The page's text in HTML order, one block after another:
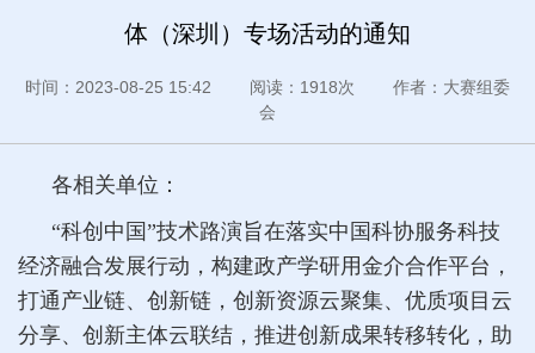
体（深圳）专场活动的通知
时间：2023-08-25 15:42 阅读：1918次 作者：大赛组委
会
各相关单位：
“科创中国”技术路演旨在落实中国科协服务科技
经济融合发展行动，构建政产学研用金介合作平台，
打通产业链、创新链，创新资源云聚集、优质项目云
分享、创新主体云联结，推进创新成果转移转化，助